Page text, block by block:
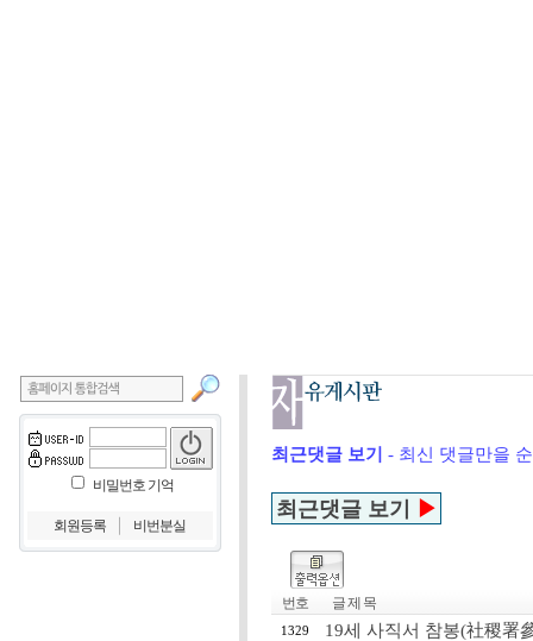
비밀번호 기억
회원등록 비번분실
최근댓글 보기 - 최신 댓글만을
최근댓글 보기 ▶
번호 글 제 목
1329 19세 사직서 참봉(社稷署